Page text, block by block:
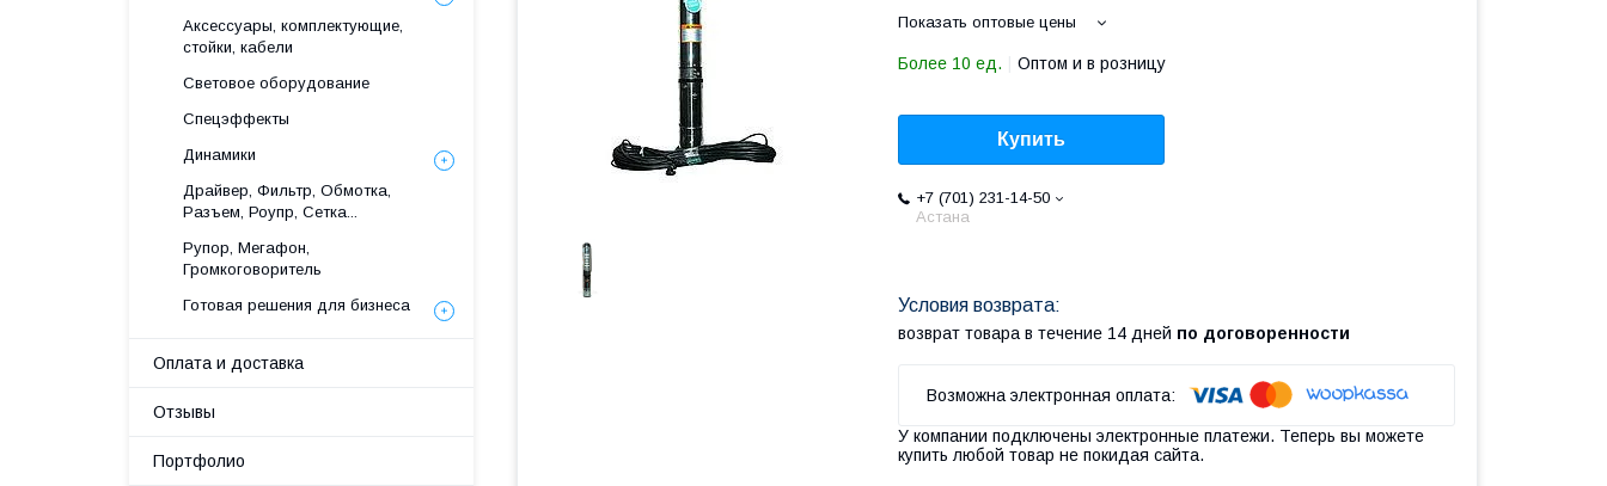
Показать оптовые цены
Более 10 ед. Оптом и в розницу
Купить
+7 (701) 231-14-50
Астана
возврат товара в течение 14 дней по договоренности
У компании подключены электронные платежи. Теперь вы можете
купить любой товар не покидая сайта.
Аксессуары, комплектующие,
стойки, кабели
Световое оборудование
Спецэффекты
Динамики
Драйвер, Фильтр, Обмотка,
Разъем, Роупр, Сетка...
Рупор, Мегафон,
Громкоговоритель
Готовая решения для бизнеса
Оплата и доставка
Отзывы
Портфолио